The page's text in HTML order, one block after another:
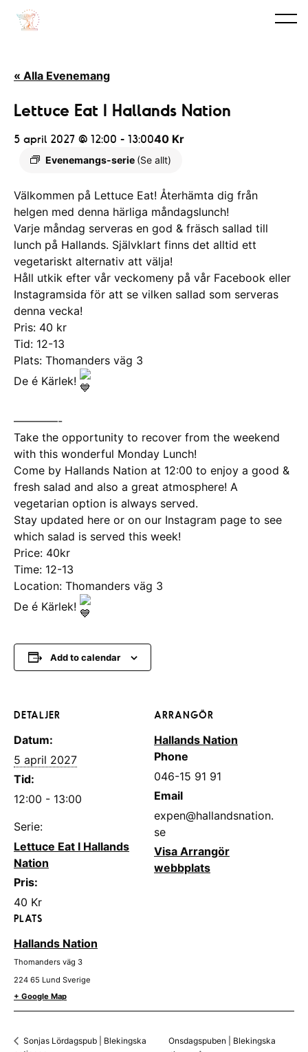
« Alla Evenemang
Lettuce Eat I Hallands Nation
5 april 2027 @ 12:00 - 13:00
Evenemangs-serie (Se allt)
40 Kr
Välkommen på Lettuce Eat! Återhämta dig från
helgen med denna härliga måndagslunch!
Varje måndag serveras en god & fräsch sallad till
lunch på Hallands. Självklart finns det alltid ett
vegetariskt alternativ att välja!
Håll utkik efter vår veckomeny på vår Facebook eller
Instagramsida för att se vilken sallad som serveras
denna vecka!
Pris: 40 kr
Tid: 12-13
Plats: Thomanders väg 3
De é Kärlek!
————-
Take the opportunity to recover from the weekend
with this wonderful Monday Lunch!
Come by Hallands Nation at 12:00 to enjoy a good &
fresh salad and also a great atmosphere! A
vegetarian option is always served.
Stay updated here or on our Instagram page to see
which salad is served this week!
Price: 40kr
Time: 12-13
Location: Thomanders väg 3
De é Kärlek!
Add to calendar
DETALJER
Datum:
5 april 2027
Tid:
12:00 - 13:00
Serie:
Lettuce Eat I Hallands
Nation
Pris:
40 Kr
PLATS
Hallands Nation
Thomanders väg 3
224 65 Lund Sverige
+ Google Map
ARRANGÖR
Hallands Nation
Phone
046-15 91 91
Email
expen@hallandsnation.
se
Visa Arrangör
webbplats
Sonjas Lördagspub | Blekingska
Onsdagspuben | Blekingska